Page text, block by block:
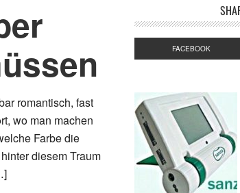
romantisch, fast
wo man machen
Farbe die
diesem Traum
FACEBOOK